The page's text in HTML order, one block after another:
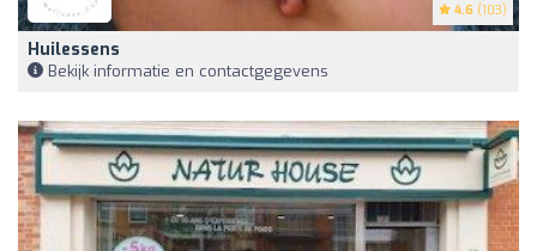
4.6 (103)
Huilessens
Bekijk informatie en contactgegevens